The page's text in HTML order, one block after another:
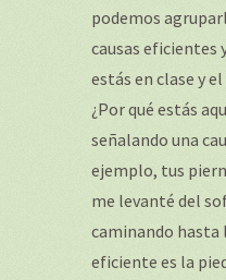
podemos
causas eficientes
estás en clase y
¿Por qué estás
señalando una
ejemplo, tus
me levanté del
caminando hasta
eficiente es la